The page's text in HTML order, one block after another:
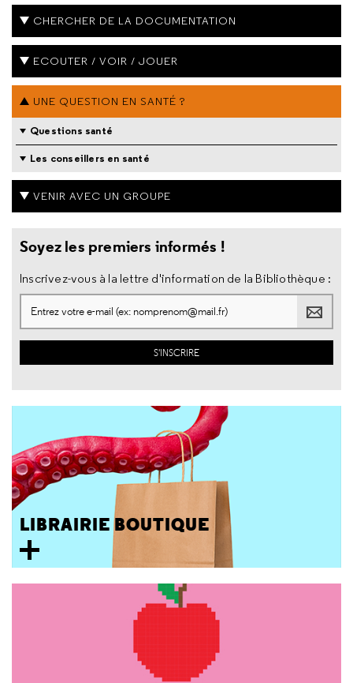
CHERCHER DE LA DOCUMENTATION
ECOUTER / VOIR / JOUER
UNE QUESTION EN SANTÉ ?
Questions santé
Les conseillers en santé
VENIR AVEC UN GROUPE
Soyez les premiers informés !
Inscrivez-vous à la lettre d'information de la Bibliothèque :
LIBRAIRIE BOUTIQUE